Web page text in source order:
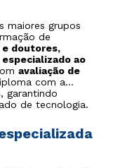
maiores grupos
de
doutores,
ao
avaliação de
com a
garantindo
de tecnologia.